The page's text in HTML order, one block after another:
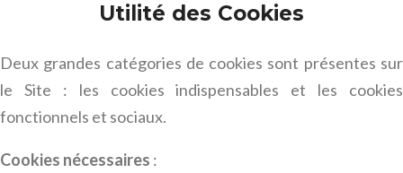
Utilité des Cookies
Deux grandes catégories de cookies sont présentes sur
le Site : les cookies indispensables et les cookies
fonctionnels et sociaux.
Cookies nécessaires :